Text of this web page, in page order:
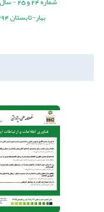
بهار-تابستان 1394